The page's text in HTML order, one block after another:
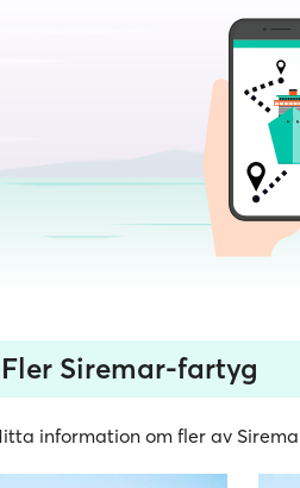
Fler Siremar-fartyg
information om fler av